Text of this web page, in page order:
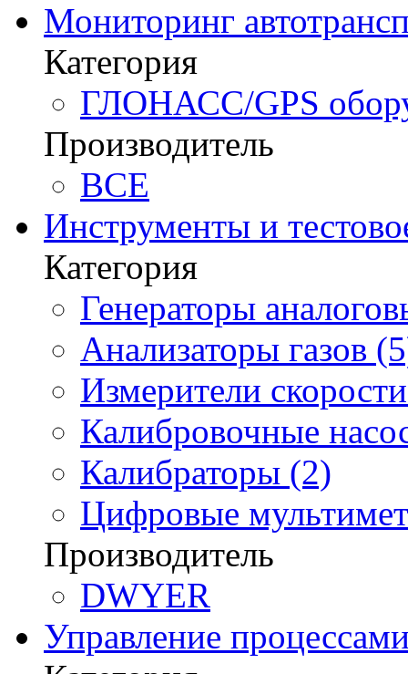
Мониторинг
Категория
ГЛОНАСС/GPS
Производитель
BCE
Инструменты и
Категория
Генераторы
Анализаторы газов
Измерители
Калибровочные
Калибраторы (2)
Цифровые
Производитель
DWYER
Управление